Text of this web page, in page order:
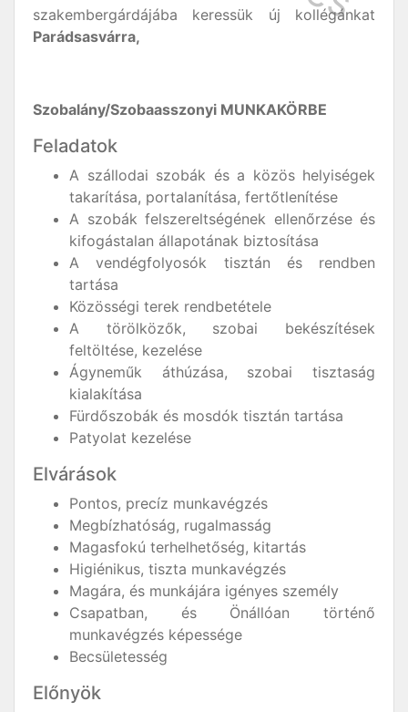
szakembergárdájába keressük új kollégánkat
Parádsasvárra,
Szobalány/Szobaasszonyi MUNKAKÖRBE
Feladatok
A szállodai szobák és a közös helyiségek
takarítása, portalanítása, fertőtlenítése
A szobák felszereltségének ellenőrzése és
kifogástalan állapotának biztosítása
A vendégfolyosók tisztán és rendben
tartása
Közösségi terek rendbetétele
A törölközők, szobai bekészítések
feltöltése, kezelése
Ágyneműk áthúzása, szobai tisztaság
kialakítása
Fürdőszobák és mosdók tisztán tartása
Patyolat kezelése
Elvárások
Pontos, precíz munkavégzés
Megbízhatóság, rugalmasság
Magasfokú terhelhetőség, kitartás
Higiénikus, tiszta munkavégzés
Magára, és munkájára igényes személy
Csapatban, és Önállóan történő
munkavégzés képessége
Becsületesség
Előnyök